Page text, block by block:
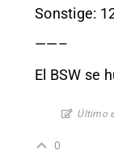
Sonstige:
——–
El BSW se
Último
0